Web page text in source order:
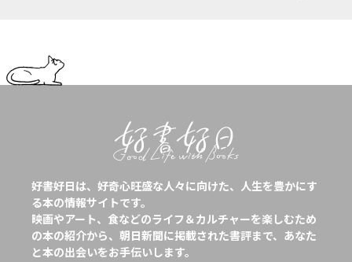
好書好日は、好奇心旺盛な人々に向けた、人生を豊かにす
る本の情報サイトです。
映画やアート、食などのライフ＆カルチャーを楽しむため
の本の紹介から、朝日新聞に掲載された書評まで、あなた
と本の出会いをお手伝いします。